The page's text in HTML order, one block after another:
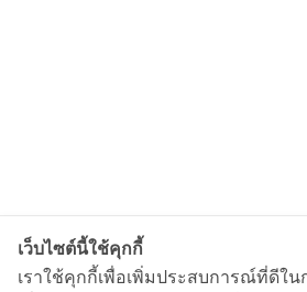
เว็บไซต์นี้ใช้คุกกี้
เราใช้คุกกี้เพื่อเพิ่มประสบการณ์ที่ดีใ